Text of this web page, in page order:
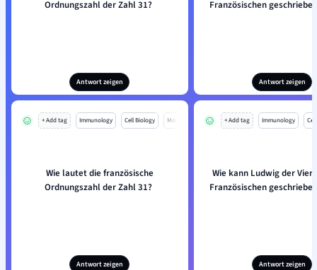
Ordnungszahl der Zahl 31?
Antwort zeigen
Französischen
Antwort zeigen
+ Add tag Immunology Cell Biology Mo
Wie lautet die französische
Ordnungszahl der Zahl 31?
Antwort zeigen
+ Add tag Immunology
Wie kann Ludwig der
Französischen
Antwort zeigen